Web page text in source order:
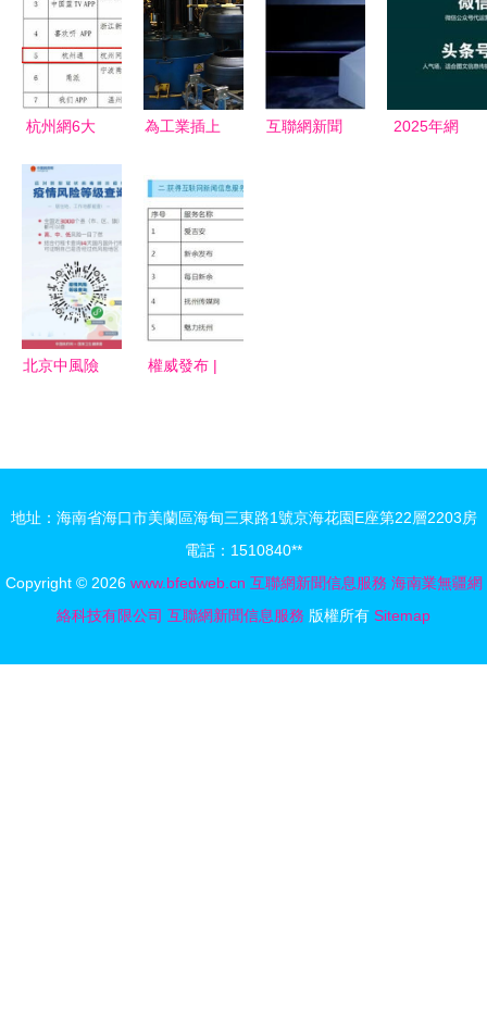
布，強化網
絡空間秩序
管理
理規定的深
業人員培訓
測試工作成
功開展
杭州網6大
聯網新聞信
息服務許可
證，推動互
聯網新聞服
務規范化
為工業插上
膀 即墨重
塑高質量發
展新動能
互聯網新聞
2025年網
北京中風險
權威發布 |
公示
地址：海南省海口市美蘭區海甸三東路1號京海花園E座第22層2203房
電話：1510840**
Copyright © 2026 www.bfedweb.cn 互聯網新聞信息服務 海南業無疆網
絡科技有限公司 互聯網新聞信息服務 版權所有 Sitemap